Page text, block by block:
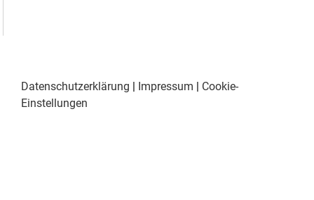
Datenschutzerklärung | Impressum | Cookie-
Einstellungen